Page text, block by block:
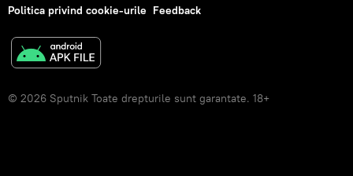
Politica privind cookie-urile Feedback
© 2026 Sputnik Toate drepturile sunt garantate. 18+